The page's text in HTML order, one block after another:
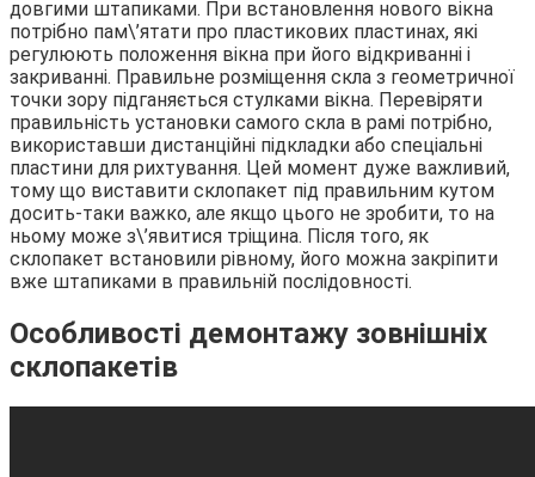
довгими штапиками. При встановлення нового вікна
потрібно пам\’ятати про пластикових пластинах, які
регулюють положення вікна при його відкриванні і
закриванні. Правильне розміщення скла з геометричної
точки зору підганяється стулками вікна. Перевіряти
правильність установки самого скла в рамі потрібно,
використавши дистанційні підкладки або спеціальні
пластини для рихтування. Цей момент дуже важливий,
тому що виставити склопакет під правильним кутом
досить-таки важко, але якщо цього не зробити, то на
ньому може з\’явитися тріщина. Після того, як
склопакет встановили рівному, його можна закріпити
вже штапиками в правильній послідовності.
Особливості демонтажу зовнішніх
склопакетів